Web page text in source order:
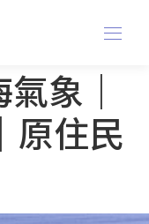
象｜
原住民